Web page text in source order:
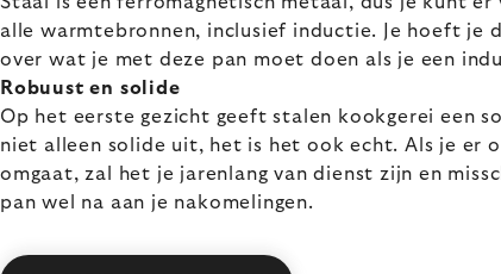
alle warmtebronnen, inclusief inductie. Je hoeft je
over wat je met deze pan moet doen als je een
Robuust en solide
Op het eerste gezicht geeft stalen kookgerei een
niet alleen solide uit, het is het ook echt. Als je er
omgaat, zal het je jarenlang van dienst zijn en
pan wel na aan je nakomelingen.